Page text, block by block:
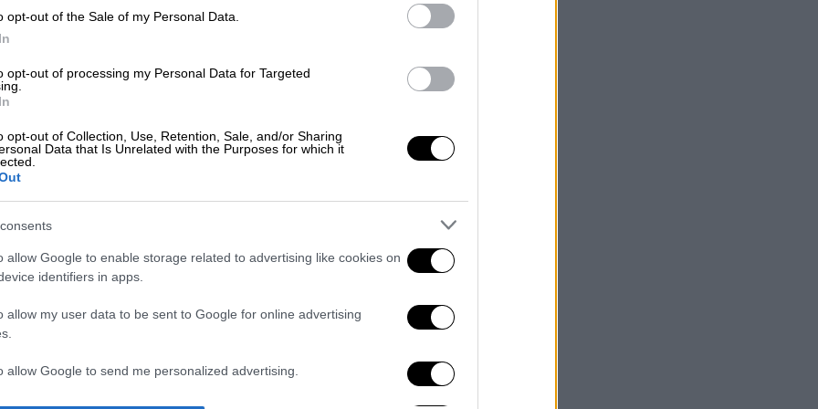
opt-out of the Sale of my Personal Data.
opt-out of processing my Personal Data for Targeted
opt-out of Collection, Use, Retention, Sale, and/or Sharing
Data that Is Unrelated with the Purposes for which it
allow Google to enable storage related to advertising like cookies on
identifiers in apps.
allow my user data to be sent to Google for online advertising
allow Google to send me personalized advertising.
το ΕΘΝΟΣ στη Google
εκδοθεί, σύμφωνα με νεότερες και
προκήρυξη 8Κ/2024 του
δημόσιο αποκλειστικά από
(ΔΕ), δηλαδή από απόφοιτους